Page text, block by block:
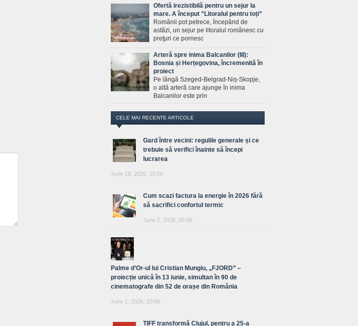
Ofertă irezistibilă pentru un sejur la
mare. A început ”Litoralul pentru toți”
Românii pot petrece, începând de
astăzi, un sejur pe litoralul românesc cu
preţuri ce pornesc
Arteră spre inima Balcanilor (III):
Bosnia și Herțegovina, încremenită în
proiect
Pe lângă Szeged-Belgrad-Niș-Skopje,
o altă arteră care ajunge în inima
Balcanilor este prin
CELE MAI RECENTE ARTICOLE
Gard între vecini: regulile generale și ce
trebuie să verifici înainte să începi
lucrarea
June 18, 2026, 10:06
Cum scazi factura la energie în 2026 fără
să sacrifici confortul termic
June 2, 2026, 05:06
Palme d’Or-ul lui Cristian Mungiu, „FJORD” –
proiecție unică în 13 iunie, simultan în 90 de
cinematografe din 52 de orașe din România
June 1, 2026, 10:06
TIFF transformă Clujul, pentru a 25-a